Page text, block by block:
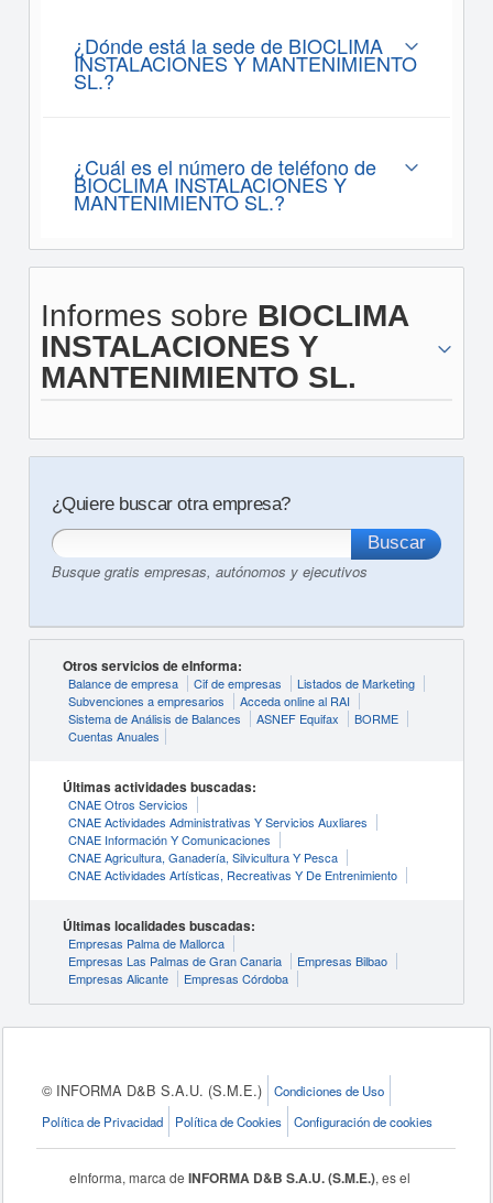
¿Dónde está la sede de BIOCLIMA
INSTALACIONES Y MANTENIMIENTO
SL.?
¿Cuál es el número de teléfono de
BIOCLIMA INSTALACIONES Y
MANTENIMIENTO SL.?
Informes sobre BIOCLIMA
INSTALACIONES Y
MANTENIMIENTO SL.
¿Quiere buscar otra empresa?
Busque gratis empresas, autónomos y ejecutivos
Otros servicios de eInforma:
Balance de empresa Cif de empresas
Listados de Marketing
Subvenciones a empresarios
Acceda online al RAI
Sistema de Análisis de Balances
ASNEF Equifax
BORME
Cuentas Anuales
Últimas actividades buscadas:
CNAE Otros Servicios
CNAE Actividades Administrativas Y Servicios Auxliares
CNAE Información Y Comunicaciones
CNAE Agricultura, Ganadería, Silvicultura Y Pesca
CNAE Actividades Artísticas, Recreativas Y De Entrenimiento
Últimas localidades buscadas:
Empresas Palma de Mallorca
Empresas Las Palmas de Gran Canaria
Empresas Bilbao
Empresas Alicante
Empresas Córdoba
© INFORMA D&B S.A.U. (S.M.E.)
Condiciones de Uso
Política de Privacidad
Política de Cookies Configuración de cookies
eInforma, marca deINFORMA D&B S.A.U. (S.M.E.), es el